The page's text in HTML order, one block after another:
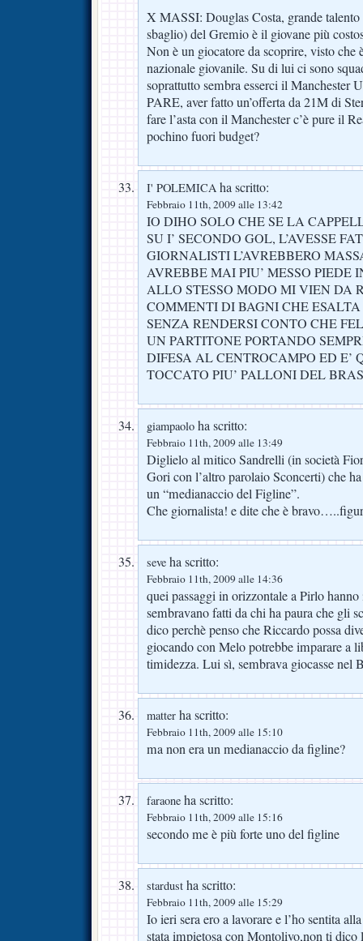
X MASSI: Douglas Costa, grande talento
sbaglio) del Gremio è il giovane più
Non è un giocatore da scoprire, visto
nazionale giovanile. Su di lui ci sono
soprattutto sembra esserci il Manchester
PARE, aver fatto un’offerta da 21M di
fare l’asta con il Manchester c’è pure il
pochino fuori budget?
I' POLEMICA ha scritto:
Febbraio 11th, 2009 alle 13:42
IO DIHO SOLO CHE SE LA
SU I’ SECONDO GOL, L’AVESSE
GIORNALISTI L’AVREBBERO
AVREBBE MAI PIU’ MESSO PIEDE
ALLO STESSO MODO MI VIEN DA
COMMENTI DI BAGNI CHE
SENZA RENDERSI CONTO CHE
UN PARTITONE PORTANDO
DIFESA AL CENTROCAMPO ED E’
TOCCATO PIU’ PALLONI DEL
giampaolo ha scritto:
Febbraio 11th, 2009 alle 13:49
Diglielo al mitico Sandrelli (in società
Gori con l’altro parolaio Sconcerti) che
un “medianaccio del Figline”.
Che giornalista! e dite che è
seve ha scritto:
Febbraio 11th, 2009 alle 14:36
quei passaggi in orizzontale a Pirlo
sembravano fatti da chi ha paura che gli
dico perchè penso che Riccardo possa
giocando con Melo potrebbe imparare a
timidezza. Lui sì, sembrava giocasse nel
matter ha scritto:
Febbraio 11th, 2009 alle 15:10
ma non era un medianaccio da figline?
faraone ha scritto:
Febbraio 11th, 2009 alle 15:16
secondo me è più forte uno del figline
stardust ha scritto:
Febbraio 11th, 2009 alle 15:29
Io ieri sera ero a lavorare e l’ho sentita
stata impietosa con Montolivo,non ti dico